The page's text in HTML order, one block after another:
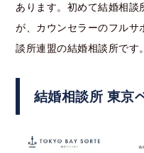
あります。初めて結婚相談
が、カウンセラーのフルサ
談所連盟の結婚相談所です。
結婚相談所 東京